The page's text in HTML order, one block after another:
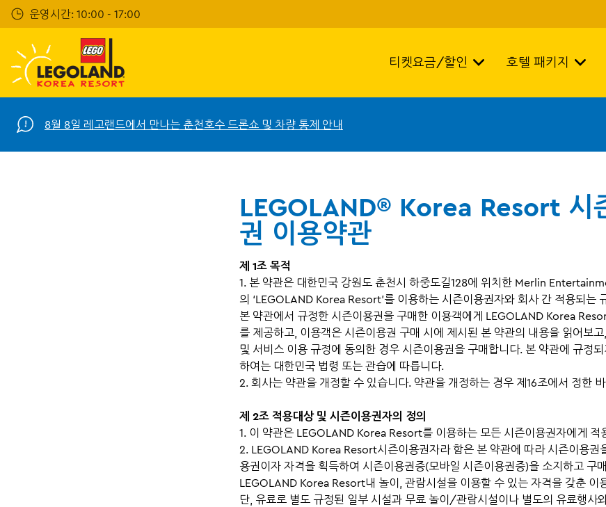
Skip
to
content
운영시간: 10:00 - 17:00
티켓요금/할인 호텔 패키지
8월 8일 레고랜드에서 만나는 춘천호수 드론쇼 및 차량 통제 안내
LEGOLAND® Korea Resort 시
권 이용약관
제 1조 목적
1. 본 약관은 대한민국 강원도 춘천시 하중도길128에 위치한 Merlin
의 ‘LEGOLAND Korea Resort’를 이용하는 시즌이용권자와 회사 간 적용되는
본 약관에서 규정한 시즌이용권을 구매한 이용객에게 LEGOLAND Korea
를 제공하고, 이용객은 시즌이용권 구매 시에 제시된 본 약관의 내용을 읽어보
및 서비스 이용 규정에 동의한 경우 시즌이용권을 구매합니다. 본 약관에 규정
하여는 대한민국 법령 또는 관습에 따릅니다.
2. 회사는 약관을 개정할 수 있습니다. 약관을 개정하는 경우 제16조에서 정한
제 2조 적용대상 및 시즌이용권자의 정의
1. 이 약관은 LEGOLAND Korea Resort를 이용하는 모든 시즌이용권자에게 적
2. LEGOLAND Korea Resort시즌이용권자라 함은 본 약관에 따라 시즌이용권
용권이자 자격을 획득하여 시즌이용권증(모바일 시즌이용권증)을 소지하고 구
LEGOLAND Korea Resort내 놀이, 관람시설을 이용할 수 있는 자격을 갖춘 이
단, 유료로 별도 규정된 일부 시설과 무료 놀이/관람시설이나 별도의 유료행사